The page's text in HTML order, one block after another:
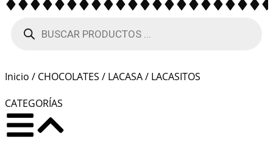
Inicio / CHOCOLATES / LACASA/ LACASITOS
CATEGORÍAS